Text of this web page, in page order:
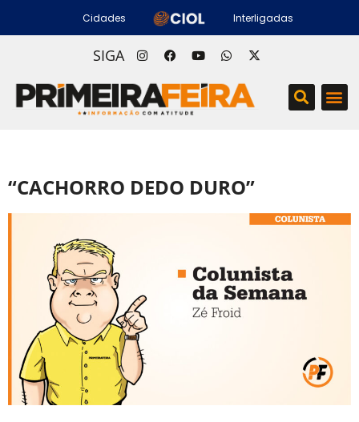
Cidades Interligadas
SIGA
“CACHORRO DEDO DURO”